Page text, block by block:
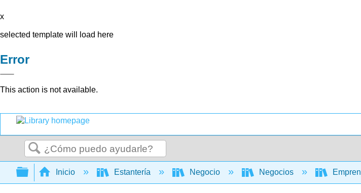
x
selected template will load here
Error
This action is not available.
Buscar
Expandir/contraer jerarquía global
Inicio Estantería Negocio Negocios